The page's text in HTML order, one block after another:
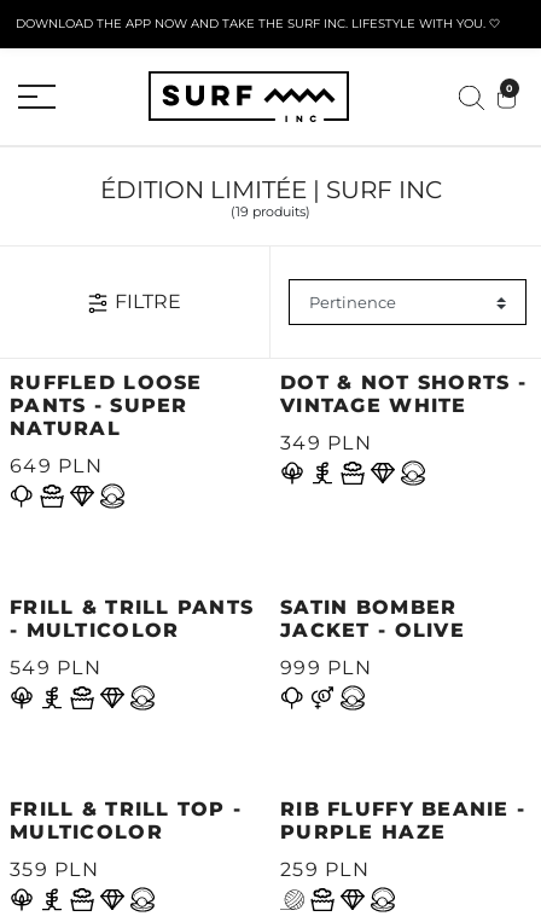
DOWNLOAD THE APP NOW AND TAKE THE SURF INC. LIFESTYLE WITH YOU. 🤍
0
ÉDITION LIMITÉE | SURF INC
(19 produits)
FILTRE
RUFFLED LOOSE
PANTS - SUPER
NATURAL
649 PLN
DOT & NOT SHORTS -
VINTAGE WHITE
349 PLN
FRILL & TRILL PANTS
- MULTICOLOR
549 PLN
SATIN BOMBER
JACKET - OLIVE
999 PLN
FRILL & TRILL TOP -
MULTICOLOR
359 PLN
RIB FLUFFY BEANIE -
PURPLE HAZE
259 PLN
FORMULAIRE DE RETOUR ACTIF